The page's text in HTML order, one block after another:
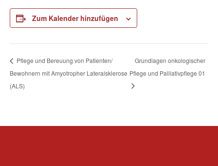
Zum Kalender hinzufügen
Pflege und Bereuung von Patienten/
Bewohnern mit Amyotropher Lateralsklerose
(ALS)
Grundlagen onkologischer
Pflege und Palliativpflege 01